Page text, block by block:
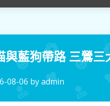
與藍狗帶路 三鶯
08-06 byadmin